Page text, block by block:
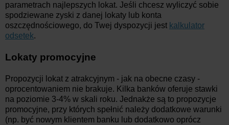
parametrach najlepszych lokat. Jeśli chcesz wyliczyć sobie
spodziewane zyski z danej lokaty lub konta
oszczędnościowego, do Twej dyspozycji jest kalkulator
odsetek.
Lokaty promocyjne
Propozycji lokat z atrakcyjnym - jak na obecne czasy -
oprocentowaniem nie brakuje. Kilka banków oferuje stawki
na poziomie 3-4% w skali roku. Jednakże są to propozycje
promocyjne, przy których spełnić należy dodatkowe warunki
(np. być nowym klientem banku lub dodatkowo oprócz